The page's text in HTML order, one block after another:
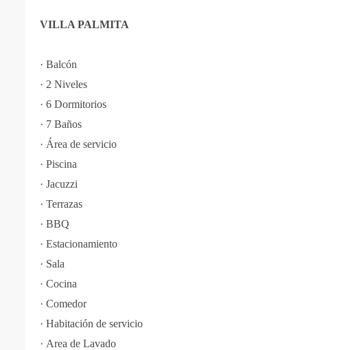
VILLA PALMITA
· Balcón
· 2 Niveles
· 6 Dormitorios
· 7 Baños
· Área de servicio
· Piscina
· Jacuzzi
· Terrazas
· BBQ
· Estacionamiento
· Sala
· Cocina
· Comedor
· Habitación de servicio
· Area de Lavado